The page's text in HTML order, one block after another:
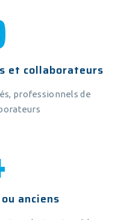
et collaborateurs
professionnels de
anciens